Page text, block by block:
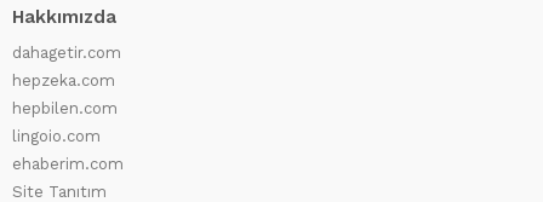
Hakkımızda
dahagetir.com
hepzeka.com
hepbilen.com
lingoio.com
ehaberim.com
Site Tanıtım